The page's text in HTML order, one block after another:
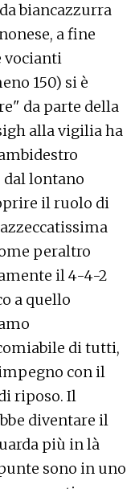
biancazzurra
a fine
vocianti
150) si è
da parte della
alla vigilia ha
lontano
il ruolo di
peraltro
il 4-4-2
a quello
di tutti,
con il
riposo. Il
diventare il
più in là
sono in uno